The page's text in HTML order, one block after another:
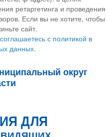
ретаргетинга и проведения
Если вы не хотите, чтобы
сайт.
с политикой в
данных.